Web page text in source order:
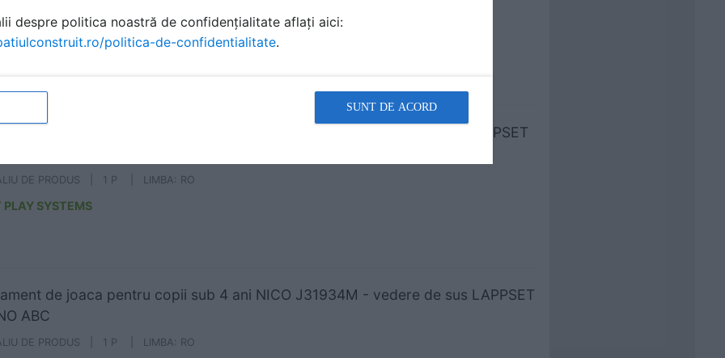
DE PRODUS | 1 P | LIMBA: RO
PLAY SYSTEMS
de joaca pentru copii sub 4 ani PICO J51511M - vedere de sus LAPPSET
DE PRODUS | 1 P | LIMBA: RO
PLAY SYSTEMS
de joaca pentru copii sub 4 ani NICO J31934M - vedere de sus LAPPSET
ABC
DE PRODUS | 1 P | LIMBA: RO
despre politica noastră de confidențialitate aflați aici:
politica-de-confidentialitate.
SUNT DE ACORD